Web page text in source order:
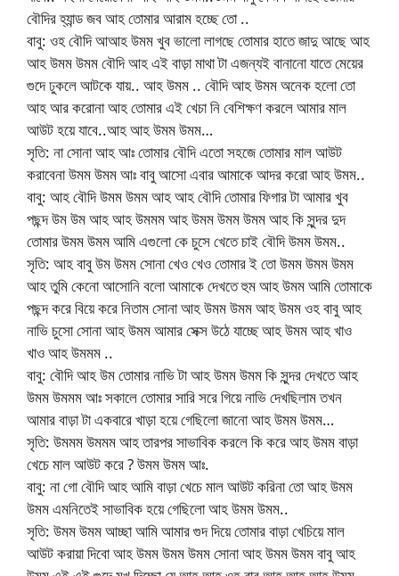
বৌদির হ্যান্ড জব আহ তোমার আরাম হচ্ছে তো ..
বাবু: ওহ বৌদি আআহ উমম খুব ভালো লাগছে তোমার হাতে জাদু আছে আহ
আহ উমম উমম বৌদি আহ এই বাড়া মাথা টা এজন্যই বানানো যাতে মেয়ের
গুদে ঢুকলে আটকে যায়.. আহ উমম .. বৌদি আহ উমম অনেক হলো তো
আহ আর করোনা আহ তোমার এই খেচা নি বেশিক্ষণ করলে আমার মাল
আউট হয়ে যাবে..আহ আহ উমম উমম…
সৃতি: না সোনা আহ আঃ তোমার বৌদি এতো সহজে তোমার মাল আউট
করাবেনা উমম উমম আঃ বাবু আসো এবার আমাকে আদর করো আহ উমম..
বাবু: আহ বৌদি উমম উমম আহ আহ বৌদি তোমার ফিগার টা আমার খুব
পছন্দ উম উম আহ আহ উমমম আহ উমম উমম উমম আহ কি সুন্দর দুদ
তোমার উমম উমম আমি এগুলো কে চুসে খেতে চাই বৌদি উমম উমম..
সৃতি: আহ বাবু উম উমম সোনা খেও খেও তোমার ই তো উমম উমম উমম
আহ তুমি কেনো আসোনি বলো আমাকে দেখতে হুম আহ উমম আমি তোমাকে
পছন্দ করে বিয়ে করে নিতাম সোনা আহ উমম উমম আহ উমম ওহ বাবু আহ
নাভি চুসো সোনা আহ উমম আমার সেক্স উঠে যাচ্ছে আহ উমম আহ খাও
খাও আহ উমমম ..
বাবু: বৌদি আহ উম তোমার নাভি টা আহ উমম উমম কি সুন্দর দেখতে আহ
উমম উমমম আঃ সকালে তোমার সারি সরে গিয়ে নাভি দেখছিলাম তখন
আমার বাড়া টা একবারে খাড়া হয়ে গেছিলো জানো আহ উমম উমম…
সৃতি: উমমম উমমম আহ তারপর সাভাবিক করলে কি করে আহ উমম বাড়া
খেচে মাল আউট করে ? উমম উমম আঃ.
বাবু: না গো বৌদি আহ আমি বাড়া খেচে মাল আউট করিনা তো আহ উমম
উমম এমনিতেই সাভাবিক হয়ে গেছিলো আহ উমম উমম..
সৃতি: উমম উমম আচ্ছা আমি আমার গুদ দিয়ে তোমার বাড়া খেচিয়ে মাল
আউট করায়া দিবো আহ উমম উমম উমম সোনা আহ উমম উমম বাবু আহ